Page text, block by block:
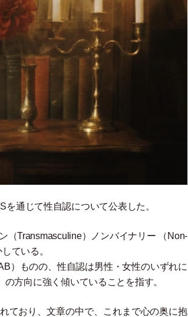
通じて性自認について公表した。
（Transmasculine） ノンバイナリー （ Non-
ている。
） ものの、性自認は男性 ・女性のいずれに
の方向に強く傾いていることを指す。
ており、文章の中で、これまで心の奥に抱